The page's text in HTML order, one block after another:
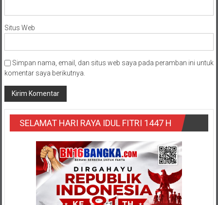
Situs Web
Simpan nama, email, dan situs web saya pada peramban ini untuk
komentar saya berikutnya.
SELAMAT HARI RAYA IDUL FITRI 1447 H